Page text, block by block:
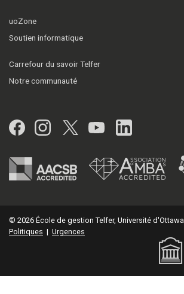
uoZone
Soutien informatique
Carrefour du savoir Telfer
Notre communauté
Facebook
Instagram
Twitter
YouTubeLinkedIn
© 2026 École de gestion Telfer, Université d'Ottawa
Politiques | Urgences